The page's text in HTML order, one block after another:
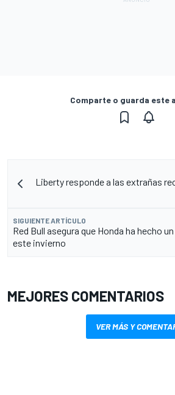
Comparte o guarda este
Liberty responde a las extrañas
SIGUIENTE ARTÍCULO
Red Bull asegura que Honda ha hecho
este invierno
MEJORES COMENTARIOS
VER MÁS Y